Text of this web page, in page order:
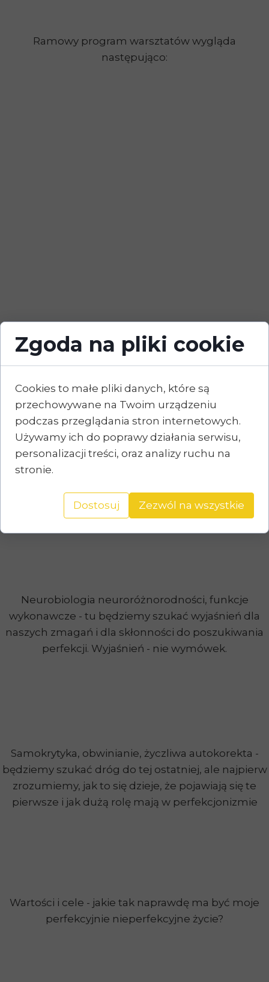
Wartości i cele - jakie tak naprawdę ma być moje
perfekcyjnie nieperfekcyjne życie?
Samokrytyka, obwinianie, życzliwa autokorekta -
będziemy szukać dróg do tej ostatniej, ale najpierw
zrozumiemy, jak to się dzieje, że pojawiają się te
pierwsze i jak dużą rolę mają w perfekcjonizmie
Neurobiologia neuroróżnorodności, funkcje
wykonawcze - tu będziemy szukać wyjaśnień dla
naszych zmagań i dla skłonności do poszukiwania
perfekcji. Wyjaśnień - nie wymówek.
Ramowy program warsztatów wygląda
następująco:
Zgoda na pliki cookie
Cookies to małe pliki danych, które są
przechowywane na Twoim urządzeniu
podczas przeglądania stron internetowych.
Używamy ich do poprawy działania serwisu,
personalizacji treści, oraz analizy ruchu na
stronie.
Dostosuj Zezwól na wszystkie